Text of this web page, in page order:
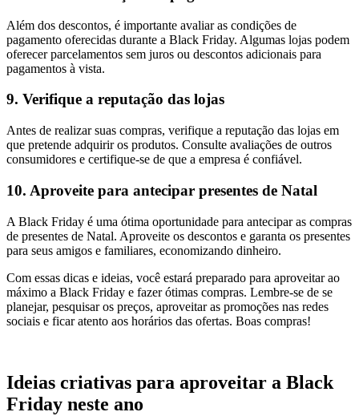
Além dos descontos, é importante avaliar as condições de
pagamento oferecidas durante a Black Friday. Algumas lojas podem
oferecer parcelamentos sem juros ou descontos adicionais para
pagamentos à vista.
9. Verifique a reputação das lojas
Antes de realizar suas compras, verifique a reputação das lojas em
que pretende adquirir os produtos. Consulte avaliações de outros
consumidores e certifique-se de que a empresa é confiável.
10. Aproveite para antecipar presentes de Natal
A Black Friday é uma ótima oportunidade para antecipar as compras
de presentes de Natal. Aproveite os descontos e garanta os presentes
para seus amigos e familiares, economizando dinheiro.
Com essas dicas e ideias, você estará preparado para aproveitar ao
máximo a Black Friday e fazer ótimas compras. Lembre-se de se
planejar, pesquisar os preços, aproveitar as promoções nas redes
sociais e ficar atento aos horários das ofertas. Boas compras!
Ideias criativas para aproveitar a Black
Friday neste ano